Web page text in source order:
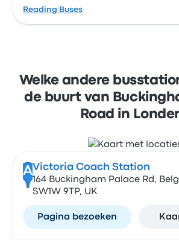
Reading Buses
Welke andere
de buurt van
Road in
AVictoria Coach Station
164 Buckingham Palace Rd,
SW1W 9TP, UK
Pagina bezoeken